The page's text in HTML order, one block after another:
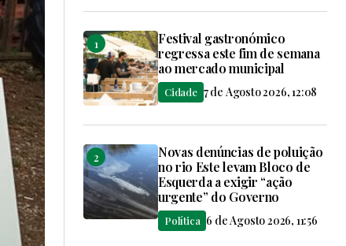
Festival gastronómico
regressa este fim de semana
ao mercado municipal
Cidade 7 de Agosto 2026, 12:08
Novas denúncias de poluição
no rio Este levam Bloco de
Esquerda a exigir “ação
urgente” do Governo
Política 6 de Agosto 2026, 11:56